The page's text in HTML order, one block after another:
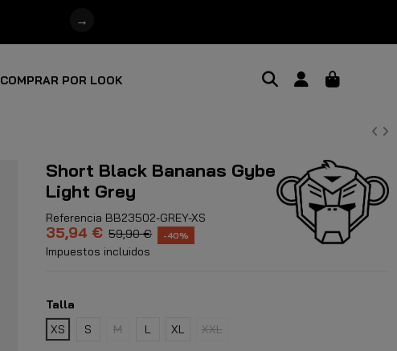
→
COMPRAR POR LOOK
Short Black Bananas Gybe
Light Grey
Referencia BB23502-GREY-XS
35,94 € 59,90 € -40%
Impuestos incluidos
Talla
XS
S M L XL XXL